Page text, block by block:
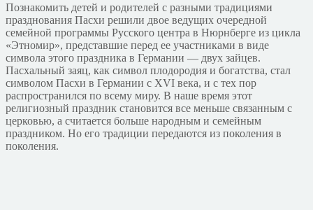
Познакомить детей и родителей с разными традициями
празднования Пасхи решили двое ведущих очередной
семейной программы Русского центра в Нюрнберге из цикла
«Этномир», представшие перед ее участниками в виде
символа этого праздника в Германии — двух зайцев.
Пасхальный заяц, как символ плодородия и богатства, стал
символом Пасхи в Германии с XVI века, и с тех пор
распространился по всему миру. В наше время этот
религиозный праздник становится все меньше связанным с
церковью, а считается больше народным и семейным
праздником. Но его традиции передаются из поколения в
поколения.